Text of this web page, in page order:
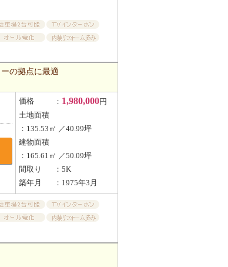
の拠点に最適
価格 ： 1,980,000円
土地面積
：135.53㎡ ／40.99坪
建物面積
：165.61㎡ ／50.09坪
間取り
：5K
築年月
：1975年3月